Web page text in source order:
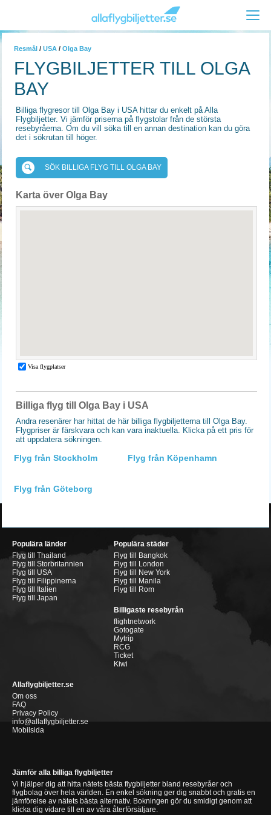
Resmål / USA / Olga Bay
FLYGBILJETTER TILL OLGA
BAY
Billiga flygresor till Olga Bay i USA hittar du enkelt på Alla
Flygbiljetter. Vi jämför priserna på flygstolar från de största
resebyråerna. Om du vill söka till en annan destination kan du göra
det i sökrutan till höger.
SÖK BILLIGA FLYG TILL OLGA BAY
Karta över Olga Bay
Billiga flyg till Olga Bay i USA
Andra resenärer har hittat de här billiga flygbiljetterna till Olga Bay.
Flygpriser är färskvara och kan vara inaktuella. Klicka på ett pris för
att uppdatera sökningen.
Flyg från Stockholm Flyg från Köpenhamn
Flyg från Göteborg
Populära länder
Flyg till Thailand
Flyg till Storbritannien
Flyg till USA
Flyg till Filippinerna
Flyg till Italien
Flyg till Japan
Populära städer
Flyg till Bangkok
Flyg till London
Flyg till New York
Flyg till Manila
Flyg till Rom
Billigaste resebyrån
flightnetwork
Gotogate
Mytrip
RCG
Ticket
Kiwi
Allaflygbiljetter.se
Om oss
FAQ
Privacy Policy
info@allaflygbiljetter.se
Mobilsida
Jämför alla billiga flygbiljetter
Vi hjälper dig att hitta nätets bästa flygbiljetter bland resebyråer och
flygbolag över hela världen. En enkel sökning ger dig snabbt och gratis en
jämförelse av nätets bästa alternativ. Bokningen gör du smidigt genom att
klicka dig vidare till en av våra återförsäljare.